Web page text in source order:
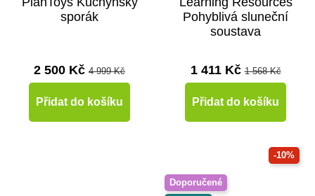
sporák
2 500 Kč 4 999 Kč
Přidat do košíku
Pohyblivá sluneční
soustava
1 411 Kč1 568 Kč
Přidat do košíku
-10%
Doporučené